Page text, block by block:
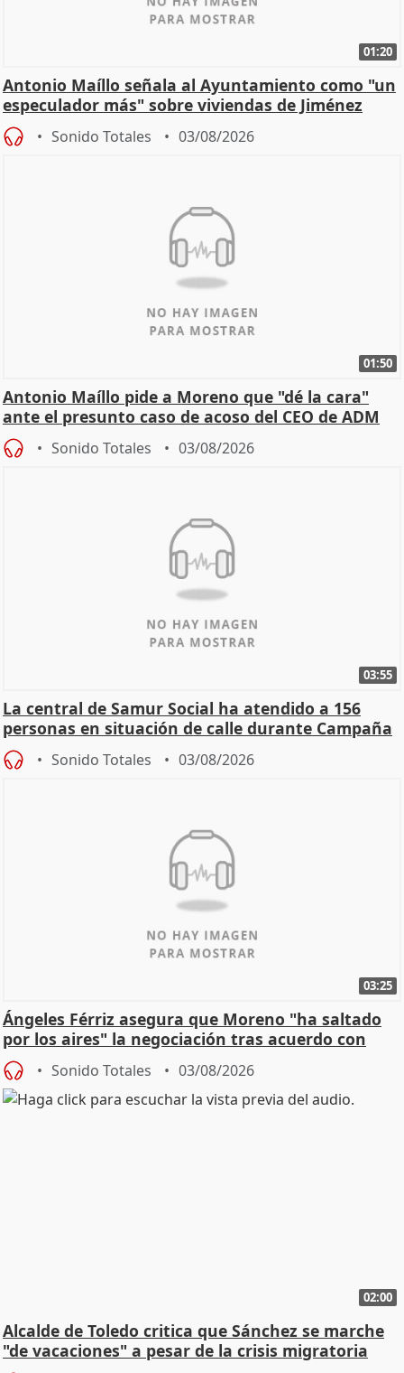
01:20
Antonio Maíllo señala al Ayuntamiento como "un
especulador más" sobre viviendas de Jiménez
Becerril
Sonido Totales 03/08/2026
01:50
Antonio Maíllo pide a Moreno que "dé la cara"
ante el presunto caso de acoso del CEO de ADM
Sonido Totales 03/08/2026
03:55
La central de Samur Social ha atendido a 156
personas en situación de calle durante Campaña
de Calor
Sonido Totales 03/08/2026
03:25
Ángeles Férriz asegura que Moreno "ha saltado
por los aires" la negociación tras acuerdo con
SMA
Sonido Totales 03/08/2026
02:00
Alcalde de Toledo critica que Sánchez se marche
"de vacaciones" a pesar de la crisis migratoria